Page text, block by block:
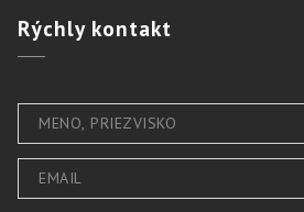
Rýchlykontakt